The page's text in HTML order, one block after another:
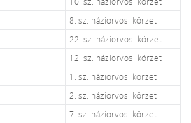
8. sz. háziorvosi körzet
22. sz. háziorvosi körzet
12. sz. háziorvosi körzet
1. sz. háziorvosi körzet
2. sz. háziorvosi körzet
7. sz. háziorvosi körzet